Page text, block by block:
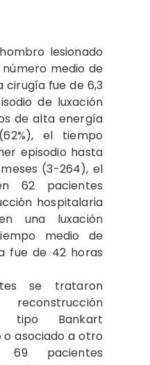
lesionado
medio de
cirugía fue de 6,3
de luxación
de alta energía
el tiempo
episodio hasta
(3-264), el
62 pacientes
hospitalaria
una luxación
medio de
fue de 42 horas
se trataron
tipo Bankart
asociado a otro
69 pacientes